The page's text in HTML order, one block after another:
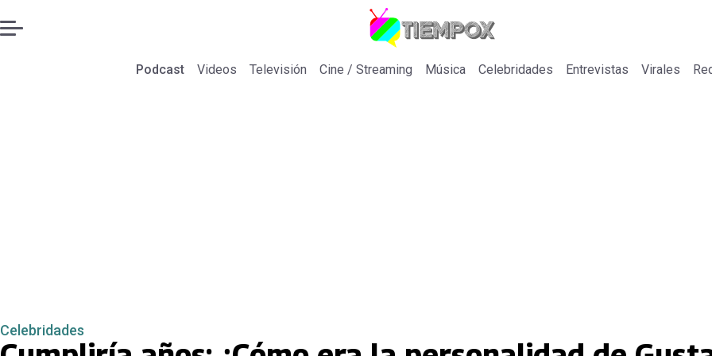
Podcast Videos Televisión Cine / Streaming Música Celebridades Entrevistas Virales
Celebridades